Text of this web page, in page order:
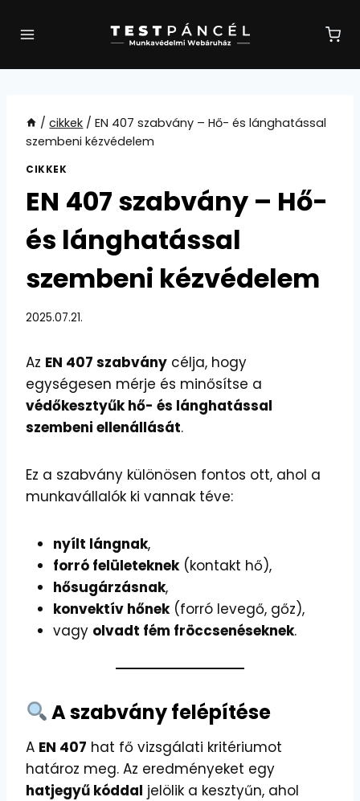
/ cikkek / EN 407 szabvány – Hő- és lánghatással
szembeni kézvédelem
CIKKEK
EN 407 szabvány – Hő-
és lánghatással
szembeni kézvédelem
2025.07.21.
Az EN 407 szabvány célja, hogy
egységesen mérje és minősítse a
védőkesztyűk hő- és lánghatással
szembeni ellenállását.
Ez a szabvány különösen fontos ott, ahol a
munkavállalók ki vannak téve:
nyílt lángnak,
forró felületeknek(kontakt hő),
hősugárzásnak,
konvektív hőnek(forró levegő, gőz),
vagy olvadt fém fröccsenéseknek.
A szabvány felépítése
A EN 407 hat fő vizsgálati kritériumot
határoz meg. Az eredményeket egy
hatjegyű kóddal jelölik a kesztyűn, ahol